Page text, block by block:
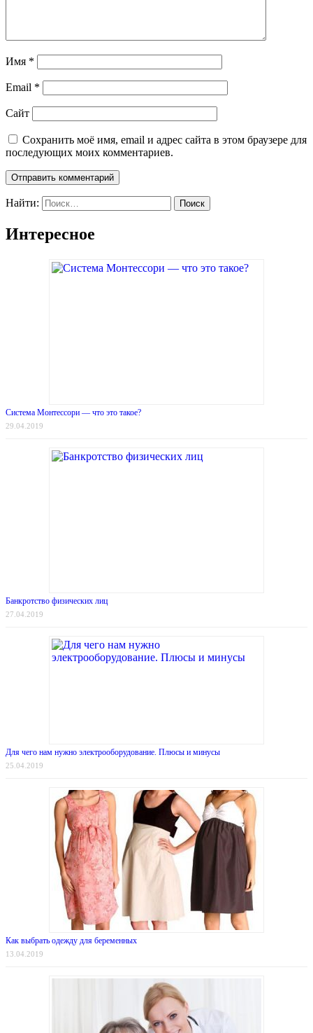
Имя *
Email *
Сайт
Сохранить моё имя, email и адрес сайта в этом браузере для
последующих моих комментариев.
Найти:
Интересное
Система Монтессори — что это такое?
29.04.2019
Банкротство физических лиц
27.04.2019
Для чего нам нужно электрооборудование. Плюсы и минусы
25.04.2019
Как выбрать одежду для беременных
13.04.2019